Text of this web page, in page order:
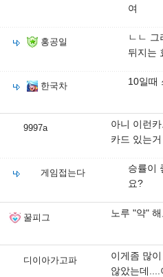
여
홍공일
ㄴㄴ 그
뒤지는
한국차 10일때
9997a
아니 이런
카드 있는
게임접는다
승률이
요?
꿀피그 노루 "약"
디이아가고파
이게좀 많
않았는데